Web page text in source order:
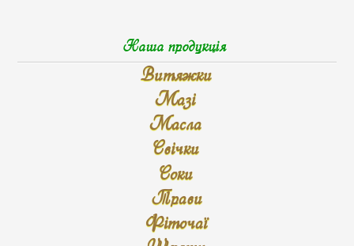
Наша продукція
Витяжки
Мазі
Масла
Свічки
Соки
Трави
Фіточаї